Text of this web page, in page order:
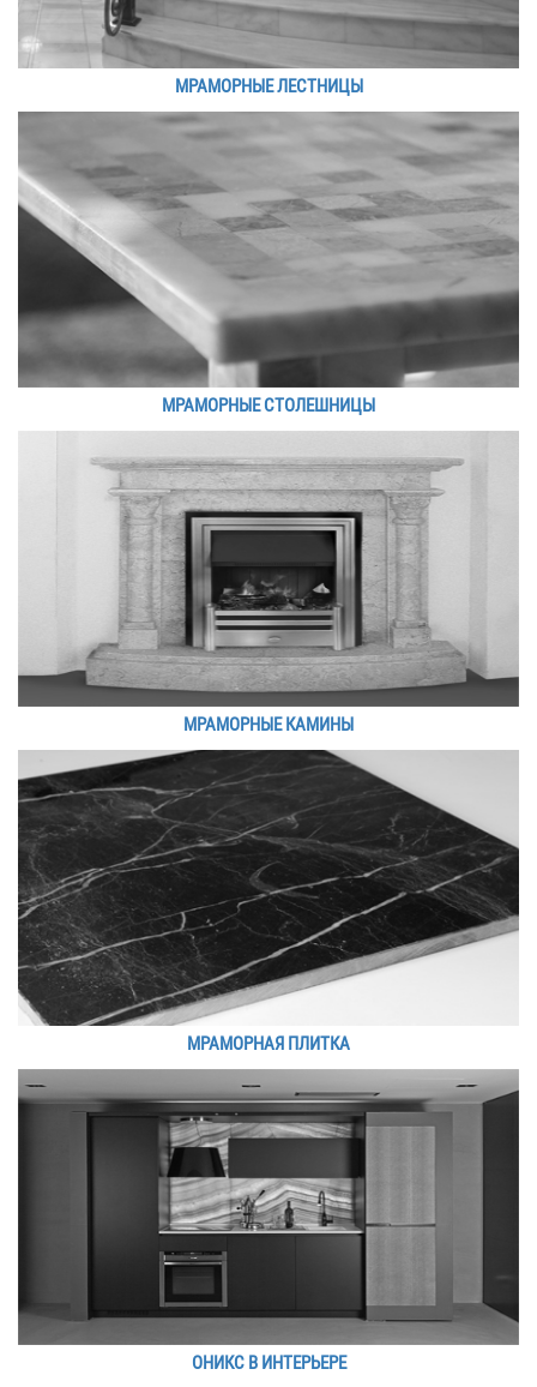
МРАМОРНЫЕ ЛЕСТНИЦЫ
МРАМОРНЫЕ СТОЛЕШНИЦЫ
МРАМОРНЫЕ КАМИНЫ
МРАМОРНАЯ ПЛИТКА
ОНИКС В ИНТЕРЬЕРЕ